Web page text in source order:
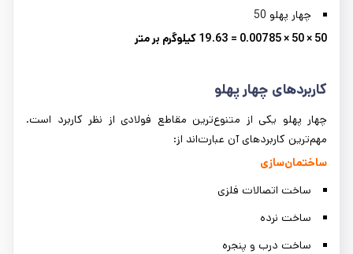
چهار پهلو 50
50 × 50 × 0.00785 = 19.63
کیلوگرم بر متر
کاربردهای چهار پهلو
چهار پهلو یکی از متنوع‌ترین مقاطع فولادی از نظر کاربرد است.
مهم‌ترین کاربردهای آن عبارت‌اند از:
ساختمان‌سازی
ساخت اتصالات فلزی
ساخت نرده
ساخت درب و پنجره